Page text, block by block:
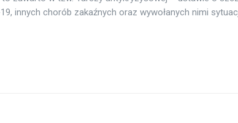
innych chorób zakaźnych oraz wywołanych nimi